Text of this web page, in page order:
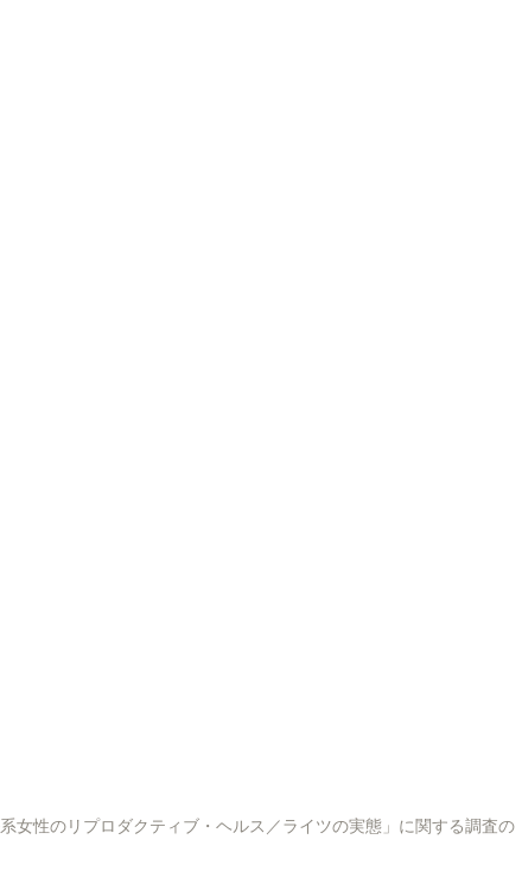
のリプロダクティブ・ヘルス／ライツの実態」に関する調査の